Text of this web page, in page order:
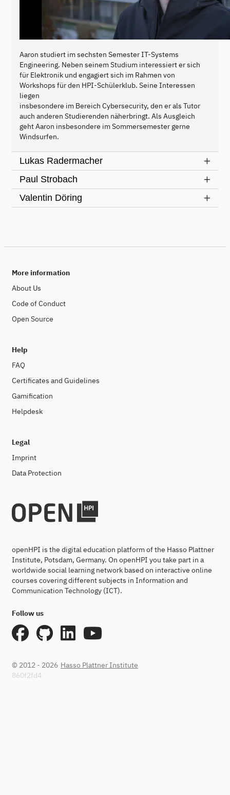
Aaron studiert im sechsten Semester IT-Systems
Engineering. Neben seinem Studium interessiert er sich
für Elektronik und engagiert sich im Rahmen von
Workshops für den HPI-Schülerklub. Seine Interessen
liegen
insbesondere im Bereich Cybersecurity, den er als Tutor
auch anderen Studierenden näherbringt. Als Ausgleich
geht Aaron insbesondere im Sommersemester gerne
Windsurfen.
Lukas Radermacher
Paul Strobach
Valentin Döring
More information
About Us
Code of Conduct
Open Source
Help
FAQ
Certificates and Guidelines
Gamification
Helpdesk
Legal
Imprint
Data Protection
openHPI is the digital education platform of the Hasso Plattner
Institute, Potsdam, Germany. On openHPI you take part in a
worldwide social learning network based on interactive online
courses covering different subjects in Information and
Communication Technology (ICT).
Follow us
© 2012 - 2026 Hasso Plattner Institute
860f2fd4